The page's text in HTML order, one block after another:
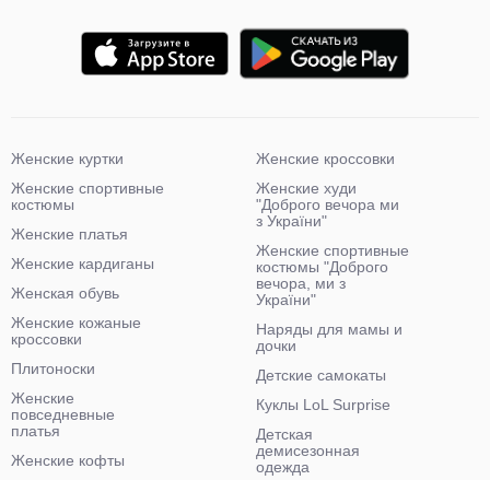
Женские куртки
Женские спортивные
костюмы
Женские платья
Женские кардиганы
Женская обувь
Женские кожаные
кроссовки
Плитоноски
Женские
повседневные
платья
Женские кофты
Женские кроссовки
Женские худи
"Доброго вечора ми
з України"
Женские спортивные
костюмы "Доброго
вечора, ми з
України"
Наряды для мамы и
дочки
Детские самокаты
Куклы LoL Surprise
Детская
демисезонная
одежда